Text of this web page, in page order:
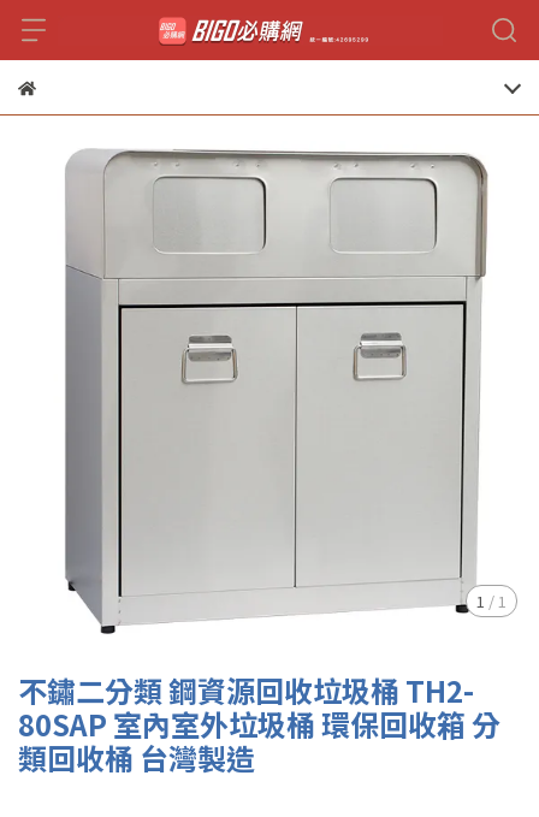
1 / 1
不鏽二分類 鋼資源回收垃圾桶 TH2-
80SAP 室內室外垃圾桶 環保回收箱 分
類回收桶 台灣製造